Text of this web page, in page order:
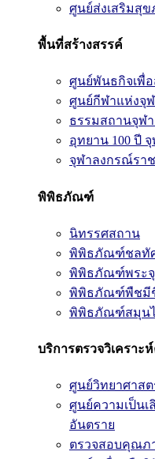
ศูนย์ส่งเสริมสุข
พื้นที่สร้างสรรค์
ศูนย์พันธกิจเพื่
ศูนย์กีฬาแห่งจุ
ธรรมสถานจุฬ
อุทยาน 100 ปี จุ
จุฬาลงกรณ์รา
พิพิธภัณฑ์
นิทรรศสถาน
พิพิธภัณฑ์ชลทั
พิพิธภัณฑ์พระ
พิพิธภัณฑ์พืชมี
พิพิธภัณฑ์สมุน
บริการตรวจวิเคราะ
ศูนย์วิทยาศาส
ศูนย์ความเป็นเ
อันตราย
ตรวจสอบคุณภ